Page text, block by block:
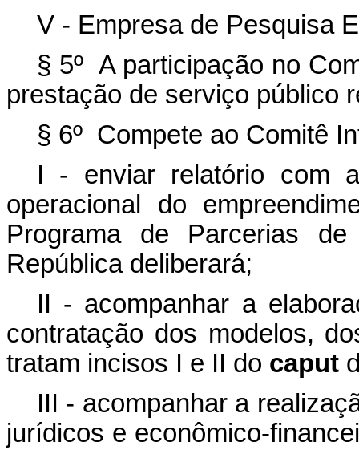
V - Empresa de Pesquisa
§ 5º A participação no
prestação de serviço público
§ 6º Compete ao Comitê
I - enviar relatório com
operacional do
Programa de Parcerias
República deliberará;
II - acompanhar a
contratação dos modelos,
tratam incisos I e II do caput
III - acompanhar a
jurídicos e econômico-